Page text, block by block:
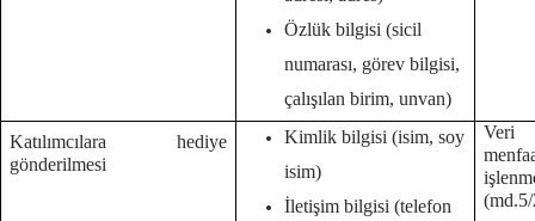
Özlük bilgisi (sicil
numarası, görev bilgisi,
çalışılan birim, unvan)
Katılımcılara hediye
gönderilmesi
Kimlik bilgisi (isim, soy
isim)
İletişim bilgisi (telefon
Veri